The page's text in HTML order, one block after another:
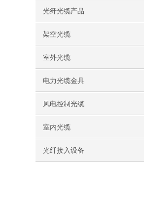
光纤光缆产品
架空光缆
室外光缆
电力光缆金具
风电控制光缆
室内光缆
光纤接入设备